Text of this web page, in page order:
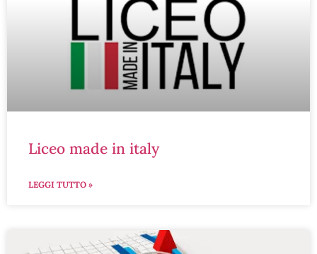
liceo made in italy
LEGGI TUTTO »